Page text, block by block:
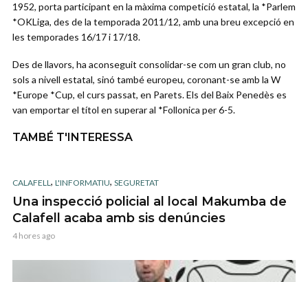
1952, porta participant en la màxima competició estatal, la *Parlem
*OKLiga, des de la temporada 2011/12, amb una breu excepció en
les temporades 16/17 i 17/18.
Des de llavors, ha aconseguit consolidar-se com un gran club, no
sols a nivell estatal, sinó també europeu, coronant-se amb la W
*Europe *Cup, el curs passat, en Parets. Els del Baix Penedès es
van emportar el títol en superar al *Follonica per 6-5.
TAMBÉ T'INTERESSA
CALAFELL , L'INFORMATIU, SEGURETAT
Una inspecció policial al local Makumba de
Calafell acaba amb sis denúncies
4 hores ago